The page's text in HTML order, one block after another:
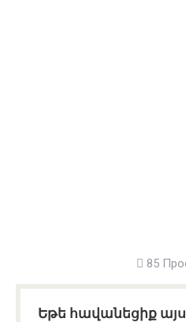
85
Եթե հավանեցիք